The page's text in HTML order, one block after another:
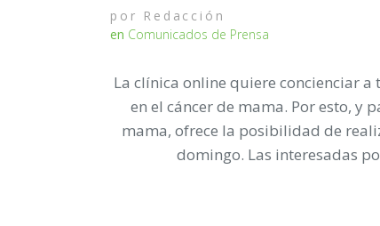
por Redacción
en Comunicados de Prensa
La clínica online quiere concienciar
en el cáncer de mama. Por esto, y
mama, ofrece la posibilidad de
domingo. Las interesadas